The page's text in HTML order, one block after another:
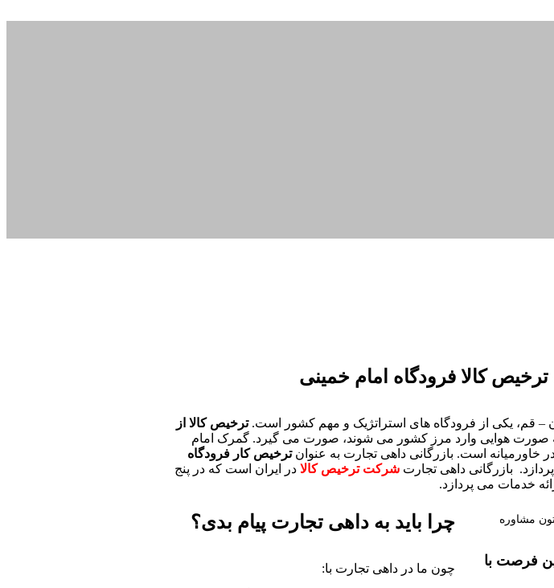
کالا فرودگاه امام خمینی
– قم، یکی از فرودگاه های استراتژیک و مهم کشور است.ترخیص کالا از
به صورت هوایی وارد مرز کشور می شوند، صورت می گیرد. گمرک امام
خاورمیانه است. بازرگانی داهی تجارت به عنوانترخیص کار فرودگاه
بازرگانی داهی تجارت شرکت ترخیص کالادر ایران است که در پنج
مشاوره
فرصت با
چرا باید به داهی تجارت پیام بدی؟
چون ما در داهی تجارت با: